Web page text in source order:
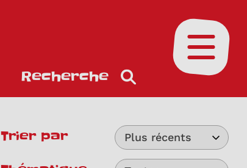
Recherche
Ouvrir le
Trier par Plus récents